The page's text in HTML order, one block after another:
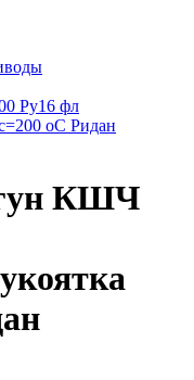
Ру16 фл
оС Ридан
КШЧ